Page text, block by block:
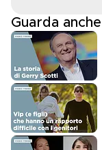
Guarda anche